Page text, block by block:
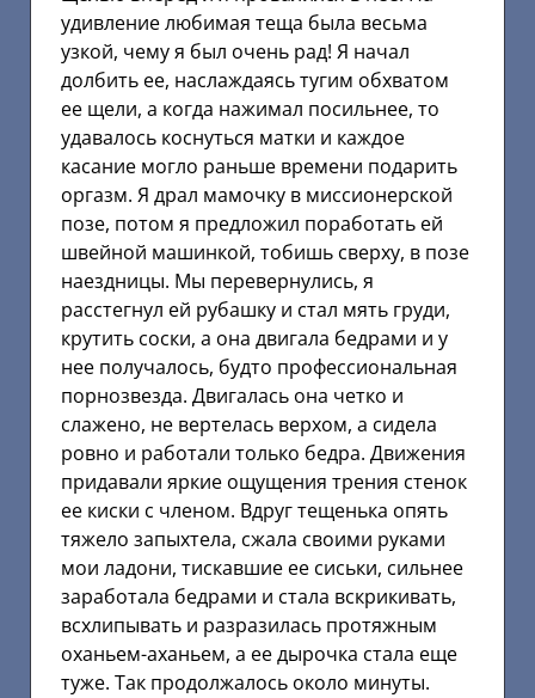
удивление любимая теща была весьма
узкой, чему я был очень рад! Я начал
долбить ее, наслаждаясь тугим обхватом
ее щели, а когда нажимал посильнее, то
удавалось коснуться матки и каждое
касание могло раньше времени подарить
оргазм. Я драл мамочку в миссионерской
позе, потом я предложил поработать ей
швейной машинкой, тобишь сверху, в позе
наездницы. Мы перевернулись, я
расстегнул ей рубашку и стал мять груди,
крутить соски, а она двигала бедрами и у
нее получалось, будто профессиональная
порнозвезда. Двигалась она четко и
слажено, не вертелась верхом, а сидела
ровно и работали только бедра. Движения
придавали яркие ощущения трения стенок
ее киски с членом. Вдруг тещенька опять
тяжело запыхтела, сжала своими руками
мои ладони, тискавшие ее сиськи, сильнее
заработала бедрами и стала вскрикивать,
всхлипывать и разразилась протяжным
оханьем-аханьем, а ее дырочка стала еще
туже. Так продолжалось около минуты.